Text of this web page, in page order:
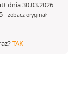
dnia 30.03.2026
- zobacz oryginał
TAK